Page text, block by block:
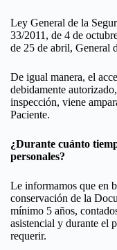
Ley General de la
33/2011, de 4 de
de 25 de abril, General
De igual manera, el
debidamente
inspección, viene
Paciente.
¿Durante cuánto
personales?
Le informamos que en
conservación de la
mínimo 5 años,
asistencial y durante el
requerir.